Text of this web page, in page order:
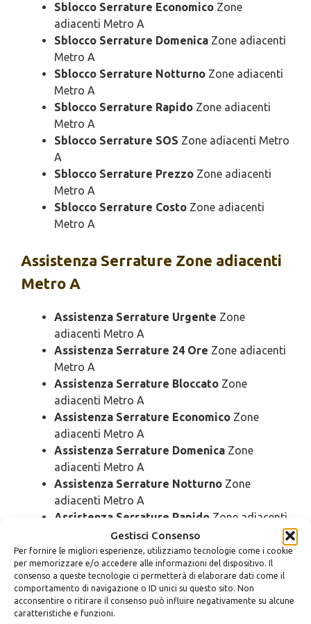
Gestisci Consenso
Per fornire le migliori esperienze, utilizziamo tecnologie come i cookie
per memorizzare e/o accedere alle informazioni del dispositivo. Il
consenso a queste tecnologie ci permetterà di elaborare dati come il
comportamento di navigazione o ID unici su questo sito. Non
acconsentire o ritirare il consenso può influire negativamente su alcune
caratteristiche e funzioni.
Sblocco Serrature Economico Zone
adiacenti Metro A
Sblocco Serrature Domenica Zone adiacenti
Metro A
Sblocco Serrature Notturno Zone adiacenti
Metro A
Sblocco Serrature Rapido Zone adiacenti
Metro A
Sblocco Serrature SOS Zone adiacenti Metro
A
Sblocco Serrature Prezzo Zone adiacenti
Metro A
Sblocco Serrature Costo Zone adiacenti
Metro A
Assistenza Serrature Zone adiacenti
Metro A
Assistenza Serrature Urgente Zone
adiacenti Metro A
Assistenza Serrature 24 Ore Zone adiacenti
Metro A
Assistenza Serrature Bloccato Zone
adiacenti Metro A
Assistenza Serrature Economico Zone
adiacenti Metro A
Assistenza Serrature Domenica Zone
adiacenti Metro A
Assistenza Serrature Notturno Zone
adiacenti Metro A
Assistenza Serrature Rapido Zone adiacenti
Assistenza Serrature SOSZone adiacenti
Metro A
Assistenza Serrature PrezzoZone adiacenti
Metro A
Assistenza Serrature Costo